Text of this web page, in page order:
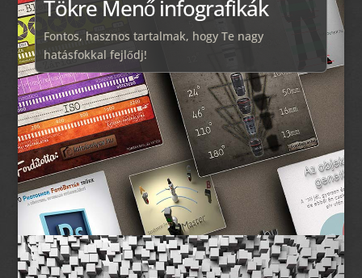
Tökre Menő infografikák
Fontos, hasznos tartalmak, hogy Te nagy
hatásfokkal fejlődj!